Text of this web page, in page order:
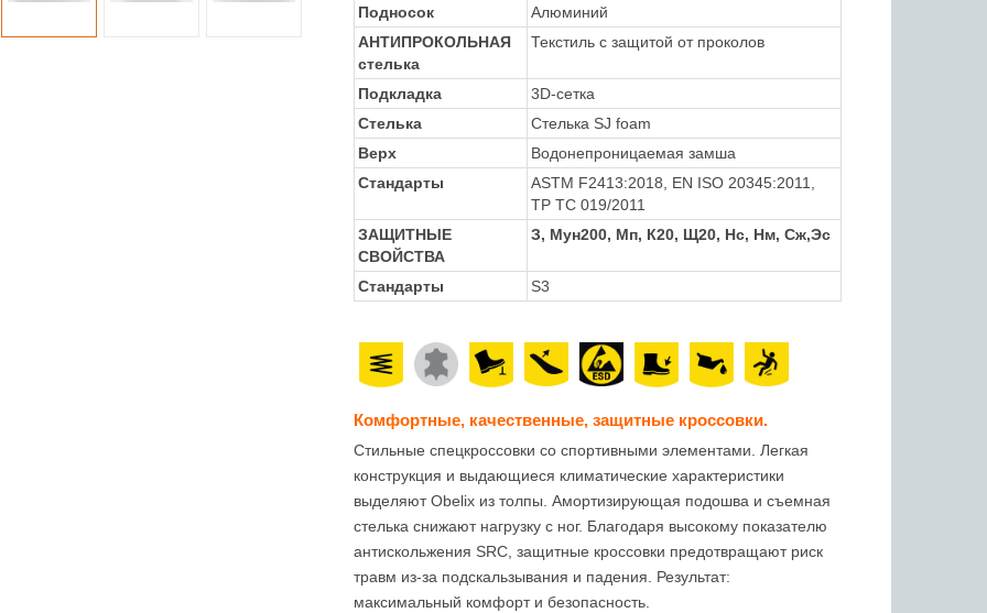
Подносок
Алюминий
АНТИПРОКОЛЬНАЯ
стелька
Текстиль с защитой от проколов
Подкладка
3D-сетка
Стелька
Стелька SJ foam
Верх
Водонепроницаемая замша
Стандарты
ASTM F2413:2018
EN ISO 20345:2011,
TP TC 019/2011
ЗАЩИТНЫЕ
СВОЙСТВА
З, Мун200, Мп, К20, Щ20, Нс, Нм, Сж,Эс
Стандарты S3
Комфортные, качественные, защитные кроссовки.
Стильные спецкроссовки со спортивными элементами. Легкая
конструкция и выдающиеся климатические характеристики
выделяют Obelix из толпы. Амортизирующая подошва и съемная
стелька снижают нагрузку с ног. Благодаря высокому показателю
антискольжения SRC, защитные кроссовки предотвращают риск
травм из-за подскальзывания и падения. Результат:
максимальный комфорт и безопасность.